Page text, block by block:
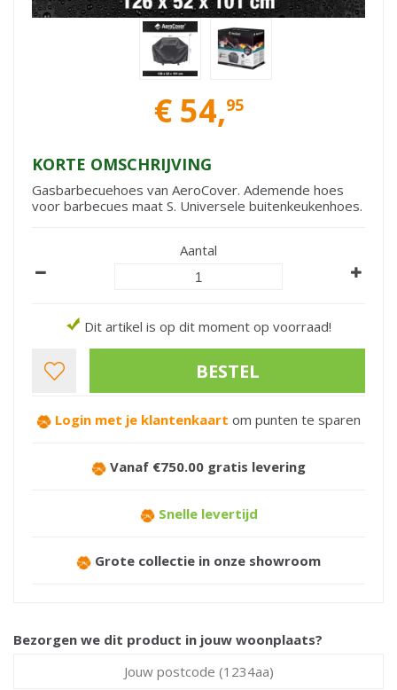
€ 54,95
KORTE OMSCHRIJVING
Gasbarbecuehoes van AeroCover. Ademende hoes
voor barbecues maat S. Universele buitenkeukenhoes.
Aantal
Dit artikel is op dit moment op voorraad!
Login met je klantenkaart om punten te sparen
Vanaf €750.00 gratis levering
Snelle levertijd
Grote collectie in onze showroom
Bezorgen we dit product in jouw woonplaats?